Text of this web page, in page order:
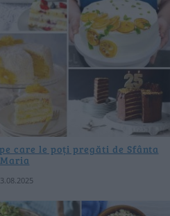
care le poți pregăti de Sfânta
Maria